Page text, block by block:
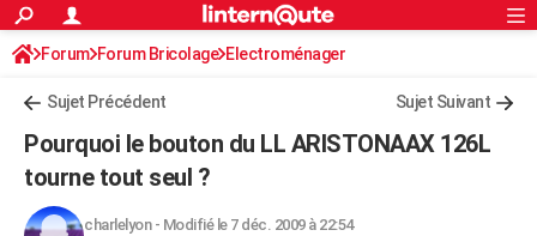
ACTUALITÉS
Politique
Société
Faits Divers
Education
Monde
Villes
+
Programme TV
TNTStreaming
Cinéma
Sorties cinéma
Musique
+FINANCE
Retraite
Impôts
Epargne
Immobilier
Risques naturels par ville
Banque
Assurance
Crédit
AUTO
S'inscrire
Connexion
Forum Forum Bricolage Electroménager
Sujet Précédent Sujet Suivant
Pourquoi le bouton du LL ARISTONAAX 126L
tourne tout seul ?
charlelyon- Modifié le 7 déc. 2009 à 22:54